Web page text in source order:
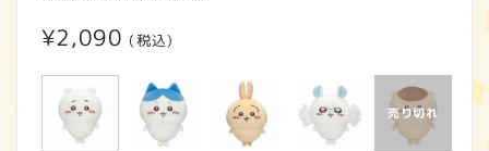
通
常
価
格
¥2,090 (税込)